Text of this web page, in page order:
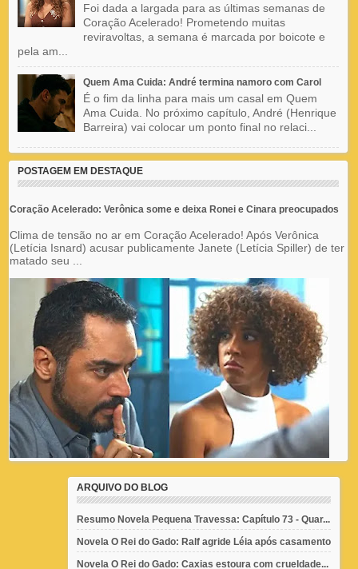
Foi dada a largada para as últimas semanas de
Coração Acelerado! Prometendo muitas
reviravoltas, a semana é marcada por boicote e
pela am...
Quem Ama Cuida: André termina namoro com Carol
É o fim da linha para mais um casal em Quem
Ama Cuida. No próximo capítulo, André (Henrique
Barreira) vai colocar um ponto final no relaci...
POSTAGEM EM DESTAQUE
Coração Acelerado: Verônica some e deixa Ronei e Cinara preocupados
Clima de tensão no ar em Coração Acelerado! Após Verônica
(Letícia Isnard) acusar publicamente Janete (Letícia Spiller) de ter
matado seu ...
ARQUIVO DO BLOG
Resumo Novela Pequena Travessa: Capítulo 73 - Quar...
Novela O Rei do Gado: Ralf agride Léia após casamento
Novela O Rei do Gado: Caxias estoura com crueldade...